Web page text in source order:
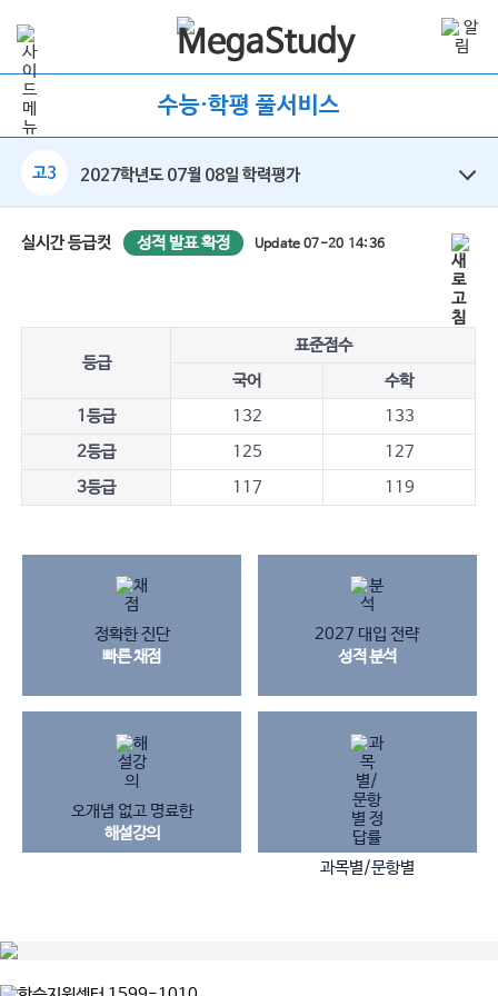
수능·학평 풀서비스
고3 2027학년도 07월 08일 학력평가
실시간 등급컷 성적 발표 확정 Update 07-20 14:36
등급
표준점수
국어
수학
1등급
132
133
2등급
125
127
3등급
117 119
정확한 진단
빠른 채점
2027 대입 전략
성적 분석
오개념 없고 명료한
해설강의
과목별/문항별